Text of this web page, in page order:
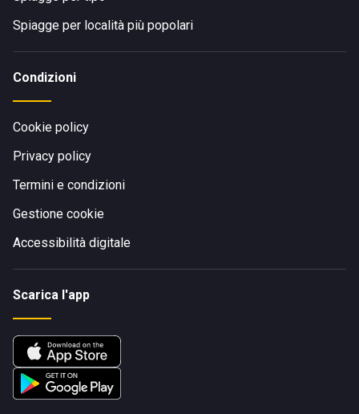
Spiagge per località più popolari
Condizioni
Cookie policy
Privacy policy
Termini e condizioni
Gestione cookie
Accessibilità digitale
Scarica l'app